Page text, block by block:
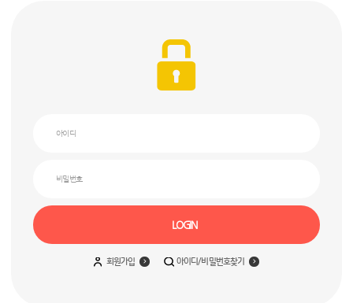
LOGIN
회원가입 아이디/비밀번호찾기